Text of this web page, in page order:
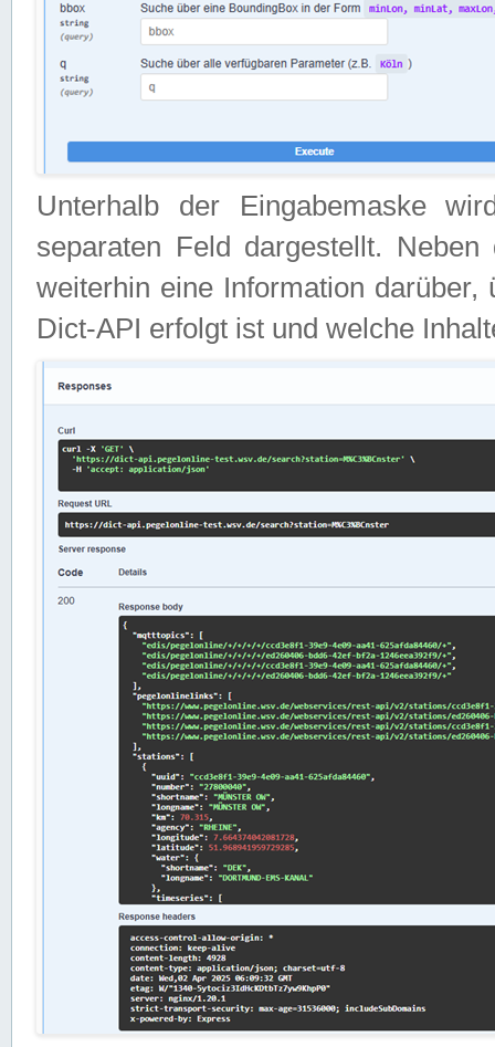
Unterhalb der Eingabemaske
separaten Feld dargestellt.
weiterhin eine Information
Dict-API erfolgt ist und welche